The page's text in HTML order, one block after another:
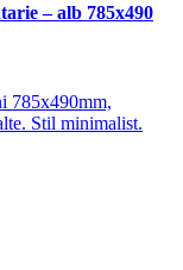
– alb 785x490
785x490mm,
Stil minimalist.